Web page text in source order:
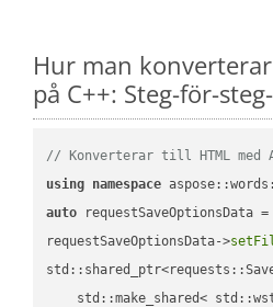
Hur man
på C++: Steg-för-
// Konverterar till HTML med
using namespace
auto requestSaveOptionsData
requestSaveOptionsData->
std::make_shared<